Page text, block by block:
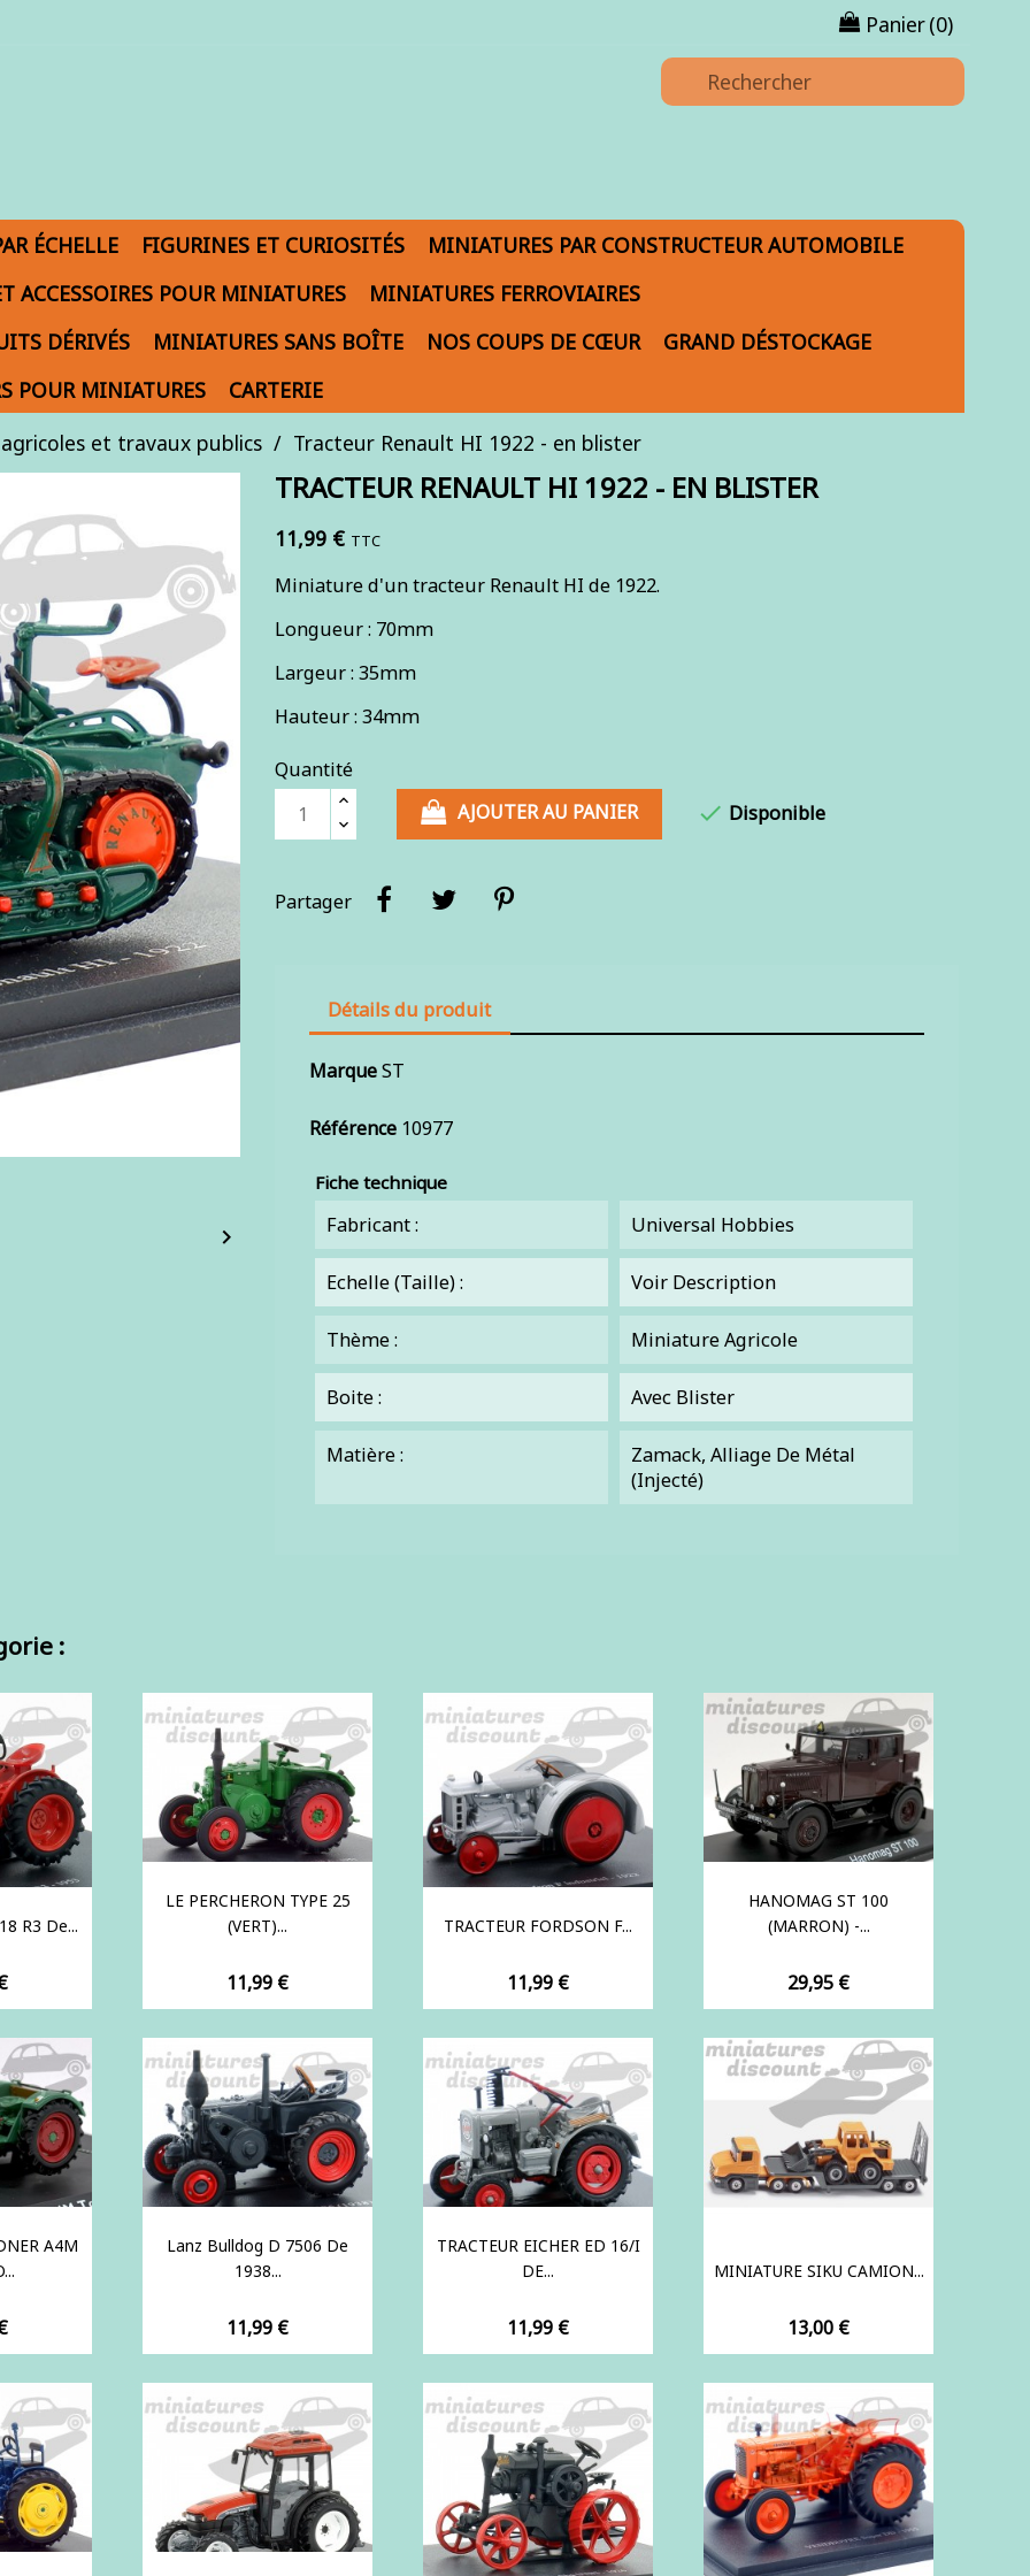
Panier(0)
ÉCHELLE FIGURINES ET CURIOSITÉS
MINIATURES PAR CONSTRUCTEUR AUTOMOBILE
ACCESSOIRES POUR MINIATURES
MINIATURES FERROVIAIRES
DÉRIVÉS
MINIATURES SANS BOÎTE NOS COUPS DE CŒUR
GRAND DÉSTOCKAGE
POUR MINIATURES
CARTERIE
et travaux publics
Tracteur Renault HI 1922 - en blister

TRACTEUR RENAULT HI 1922 - EN BLISTER
11,99 € TTC
Miniature d'un tracteur Renault HI de 1922.
Longueur : 70mm
Largeur : 35mm
Hauteur : 34mm
Quantité
AJOUTER AU PANIER
 Disponible
Partager
Détails du produit
MarqueST
Référence 10977
Fiche technique
Fabricant : Universal Hobbies
Echelle (Taille) : Voir Description
Thème : Miniature Agricole
Boite : Avec Blister
Matière :
Zamack, Alliage De Métal
(injecté)
:
R3 De...
LE PERCHERON TYPE 25
(VERT)...
Prix
11,99 €
TRACTEUR FORDSON F...
Prix
11,99 €
HANOMAG ST 100
(MARRON) -...
Prix
29,95 €
A4M
Lanz Bulldog D 7506 De
1938...
Prix
11,99 €
TRACTEUR EICHER ED 16/I
DE...
Prix
11,99 €
MINIATURE SIKU CAMION...
Prix
13,00 €